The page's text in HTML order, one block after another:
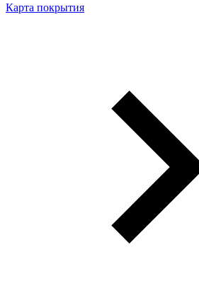
Карта покрытия